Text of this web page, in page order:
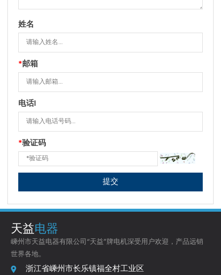
姓名
*邮箱
电话l
*验证码
天益电器
嵊州市天益电器有限公司“天益”牌电机深受用户欢迎，产品远销
世界各地。
浙江省嵊州市长乐镇福全村工业区